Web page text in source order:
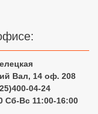
Вал, 14 оф. 208
04-24
Сб-Вс 11:00-16:00